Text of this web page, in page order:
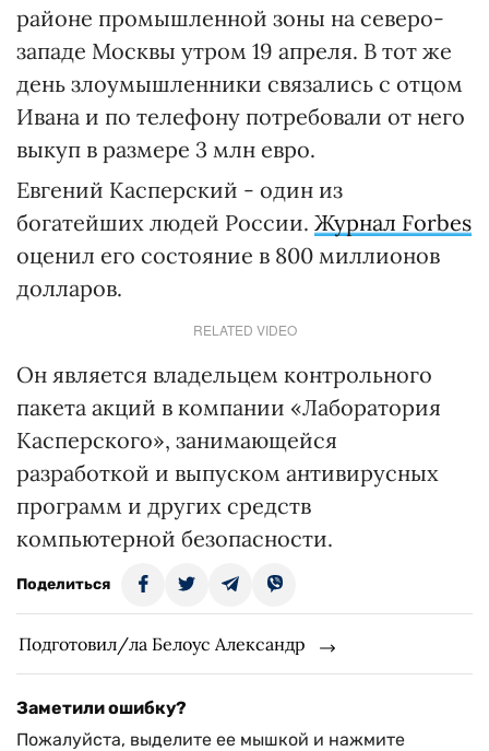
районе промышленной зоны на северо-
западе Москвы утром 19 апреля. В тот же
день злоумышленники связались с отцом
Ивана и по телефону потребовали от него
выкуп в размере 3 млн евро.
Евгений Касперский - один из
богатейших людей России. Журнал Forbes
оценил его состояние в 800 миллионов
долларов.
RELATED VIDEO
Он является владельцем контрольного
пакета акций в компании «Лаборатория
Касперского», занимающейся
разработкой и выпуском антивирусных
программ и других средств
компьютерной безопасности.
Поделиться
Подготовил/ла Белоус Александр
Заметили ошибку?
Пожалуйста, выделите ее мышкой и нажмите